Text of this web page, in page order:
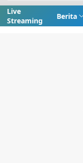
Live
Streaming
Berita